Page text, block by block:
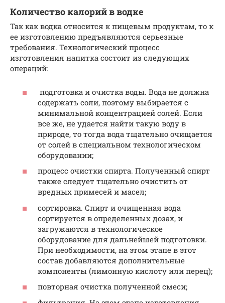
Количество калорий в водке
Так как водка относится к пищевым продуктам, то к
ее изготовлению предъявляются серьезные
требования. Технологический процесс
изготовления напитка состоит из следующих
операций:
подготовка и очистка воды. Вода не должна
содержать соли, поэтому выбирается с
минимальной концентрацией солей. Если
все же, не удается найти такую воду в
природе, то тогда вода тщательно очищается
от солей в специальном технологическом
оборудовании;
процесс очистки спирта. Полученный спирт
также следует тщательно очистить от
вредных примесей и масел;
сортировка. Спирт и очищенная вода
сортируется в определенных дозах, и
загружаются в технологическое
оборудование для дальнейшей подготовки.
При необходимости, на этом этапе в этот
состав добавляются дополнительные
компоненты (лимонную кислоту или перец);
повторная очистка полученной смеси;